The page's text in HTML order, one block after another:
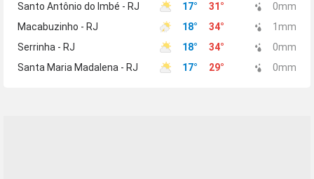
Santo Antônio do Imbé - RJ
17° 31 ° 0mm
Macabuzinho - RJ
18° 34° 1 mm
Serrinha - RJ
18° 34° 0mm
Santa Maria Madalena - RJ
17° 29° 0mm